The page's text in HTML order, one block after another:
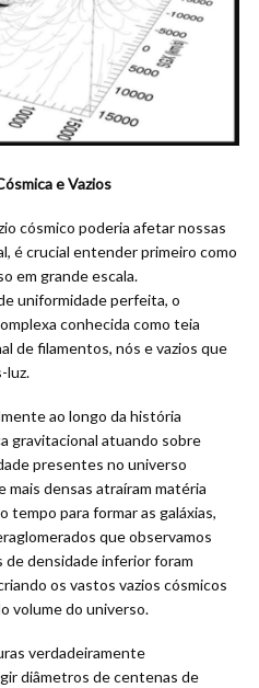
e Vazios
cósmico poderia afetar nossas
é crucial entender primeiro como
em grande escala.
uniformidade perfeita, o
conhecida como teia
de filamentos, nós e vazios que
luz.
ao longo da história
gravitacional atuando sobre
presentes no universo
mais densas atraíram matéria
tempo para formar as galáxias,
que observamos
densidade inferior foram
os vastos vazios cósmicos
volume do universo.
verdadeiramente
diâmetros de centenas de